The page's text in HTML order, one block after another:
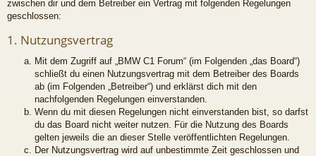
zwischen dir und dem Betreiber ein Vertrag mit folgenden Regelungen
geschlossen:
1. Nutzungsvertrag
Mit dem Zugriff auf „BMW C1 Forum“ (im Folgenden „das Board“)
schließt du einen Nutzungsvertrag mit dem Betreiber des Boards
ab (im Folgenden „Betreiber“) und erklärst dich mit den
nachfolgenden Regelungen einverstanden.
Wenn du mit diesen Regelungen nicht einverstanden bist, so darfst
du das Board nicht weiter nutzen. Für die Nutzung des Boards
gelten jeweils die an dieser Stelle veröffentlichten Regelungen.
Der Nutzungsvertrag wird auf unbestimmte Zeit geschlossen und